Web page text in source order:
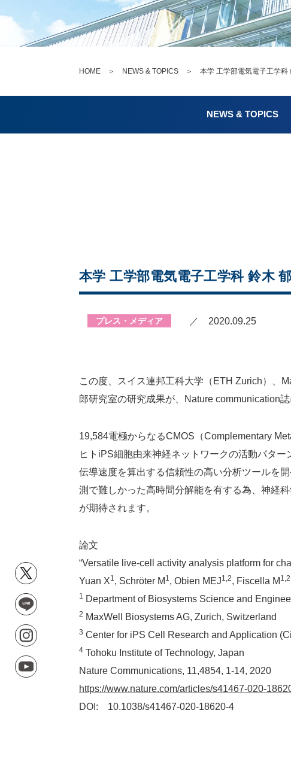
HOME ＞ NEWS & TOPICS ＞ 本学 工学部電気電子工学科
NEWS & TOPICS
本学 工学部電気電子工学科 鈴木
プレス・メディア ／ 2020.09.25
この度、スイス連邦工科大学（ETH Zurich）、
郎研究室の研究成果が、Nature communication
19,584電極からなるCMOS（Complementary
ヒトiPS細胞由来神経ネットワークの活動パタ
伝導速度を算出する信頼性の高い分析ツールを
測で難しかった高時間分解能を有する為、神経
が期待されます。
論文
“Versatile live-cell activity analysis platform for
Yuan X1, Schröter M 1, Obien MEJ1,2, Fiscella M 1,2
1 Department of Biosystems Science and
2 MaxWell Biosystems AG, Zurich, Switzerland
3 Center for iPS Cell Research and Application
4 Tohoku Institute of Technology, Japan
Nature Communications, 11,4854, 1-14, 2020
https://www.nature.com/articles/s41467-020-
DOI: 10.1038/s41467-020-18620-4